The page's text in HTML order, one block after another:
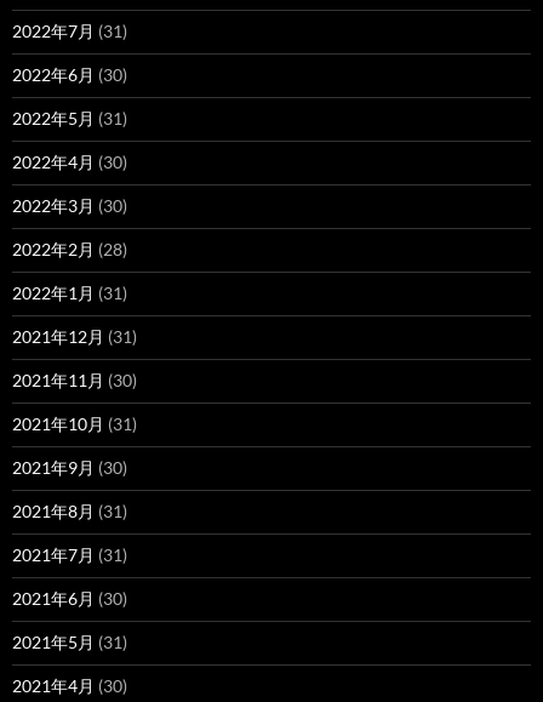
2022年7月 (31)
2022年6月 (30)
2022年5月 (31)
2022年4月 (30)
2022年3月 (30)
2022年2月 (28)
2022年1月 (31)
2021年12月 (31)
2021年11月 (30)
2021年10月 (31)
2021年9月 (30)
2021年8月 (31)
2021年7月 (31)
2021年6月 (30)
2021年5月 (31)
2021年4月 (30)